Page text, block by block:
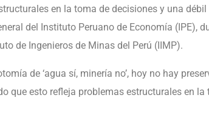
en la toma de decisiones y una débil
del Instituto Peruano de Economía (IPE),
de Ingenieros de Minas del Perú (IIMP).
de ‘agua sí, minería no’, hoy no hay
que esto refleja problemas estructurales en la